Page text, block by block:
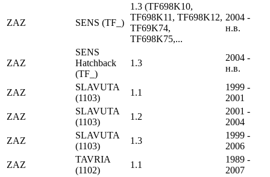
ZAZ SENS (TF_)
1.3 (TF698K10,
TF698K11, TF698K12,
TF69K74,
TF698K75,...
2004 -
н.в.
ZAZ
SENS
Hatchback
(TF_)
1.3
2004 -
н.в.
ZAZ
SLAVUTA
(1103)
1.1
1999 -
2001
ZAZ
SLAVUTA
(1103)
1.2
2001 -
2004
ZAZ
SLAVUTA
(1103)
1.3
1999 -
2006
ZAZ
TAVRIA
(1102)
1.1
1989 -
2007